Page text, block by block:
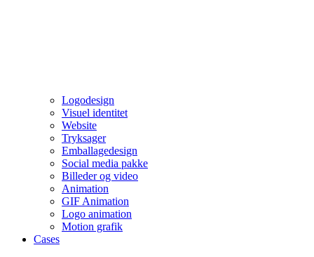
Logodesign
Visuel identitet
Website
Tryksager
Emballagedesign
Social media pakke
Billeder og video
Animation
GIF Animation
Logo animation
Motion grafik
Cases